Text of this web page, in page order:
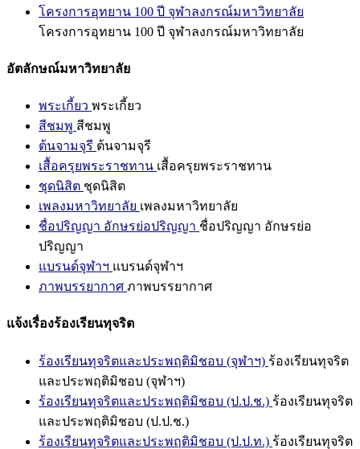
โครงการอุทยาน 100 ปี จุฬาลงกรณ์มหาวิทยาลัย
โครงการอุทยาน 100 ปี จุฬาลงกรณ์มหาวิทยาลัย
อัตลักษณ์มหาวิทยาลัย
พระเกี้ยว พระเกี้ยว
สีชมพู สีชมพู
ต้นจามจุรี ต้นจามจุรี
เสื้อครุยพระราชทาน เสื้อครุยพระราชทาน
ชุดนิสิต ชุดนิสิต
เพลงมหาวิทยาลัย เพลงมหาวิทยาลัย
ชื่อปริญญา อักษรย่อปริญญา ชื่อปริญญา อักษรย่อ
ปริญญา
แบรนด์จุฬาฯ แบรนด์จุฬาฯ
ภาพบรรยากาศ ภาพบรรยากาศ
แจ้งเรื่องร้องเรียนทุจริต
ร้องเรียนทุจริตและประพฤติมิชอบ (จุฬาฯ) ร้องเรียนทุจริต
และประพฤติมิชอบ (จุฬาฯ)
ร้องเรียนทุจริตและประพฤติมิชอบ (ป.ป.ช.) ร้องเรียนทุจริต
และประพฤติมิชอบ (ป.ป.ช.)
ร้องเรียนทุจริตและประพฤติมิชอบ (ป.ป.ท.) ร้องเรียนทุจริต